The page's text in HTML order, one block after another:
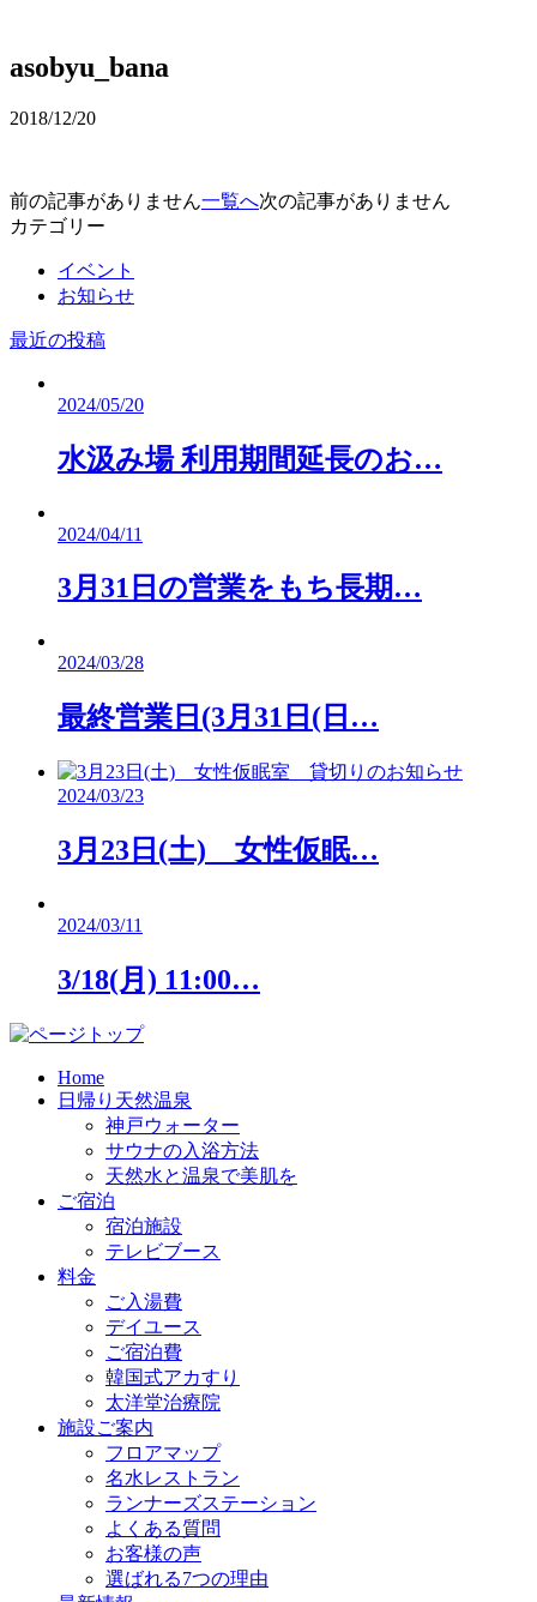
asobyu_bana
2018/12/20
前の記事がありません一覧へ次の記事がありません
カテゴリー
イベント
お知らせ
最近の投稿
2024/05/20
水汲み場 利用期間延長のお…
2024/04/11
3月31日の営業をもち長期…
2024/03/28
最終営業日(3月31日(日…
2024/03/23
3月23日(土) 女性仮眠…
2024/03/11
3/18(月) 11:00…
Home
日帰り天然温泉
神戸ウォーター
サウナの入浴方法
天然水と温泉で美肌を
ご宿泊
宿泊施設
テレビブース
料金
ご入湯費
デイユース
ご宿泊費
韓国式アカすり
太洋堂治療院
施設ご案内
フロアマップ
名水レストラン
ランナーズステーション
よくある質問
お客様の声
選ばれる7つの理由